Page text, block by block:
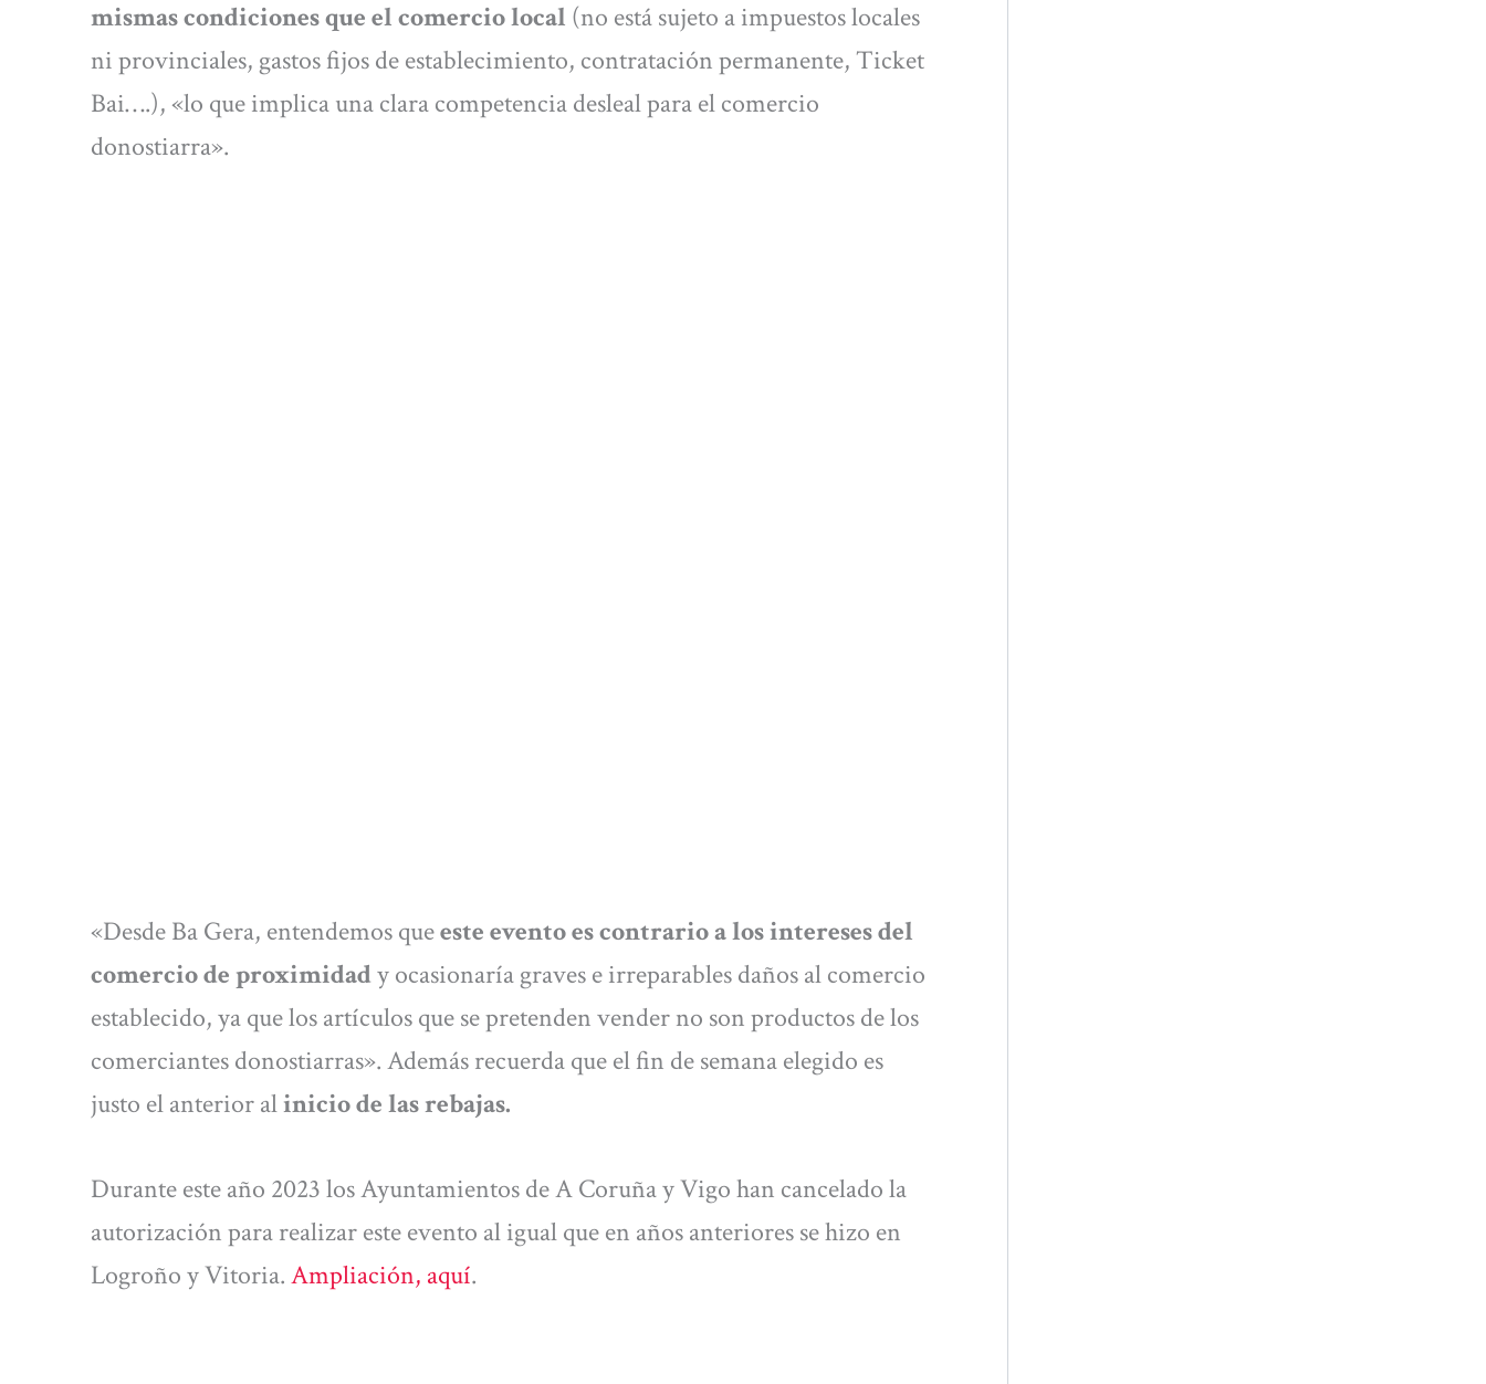
mismas condiciones que el comercio local (no está sujeto a impuestos locales
ni provinciales, gastos fijos de establecimiento, contratación permanente, Ticket
Bai….), «lo que implica una clara competencia desleal para el comercio
donostiarra».
«Desde Ba Gera, entendemos queeste evento es contrario a los intereses del
comercio de proximidady ocasionaría graves e irreparables daños al comercio
establecido, ya que los artículos que se pretenden vender no son productos de los
comerciantes donostiarras». Además recuerda que el fin de semana elegido es
justo el anterior alinicio de las rebajas.
Durante este año 2023 los Ayuntamientos de A Coruña y Vigo han cancelado la
autorización para realizar este evento al igual que en años anteriores se hizo en
Logroño y Vitoria.Ampliación, aquí.